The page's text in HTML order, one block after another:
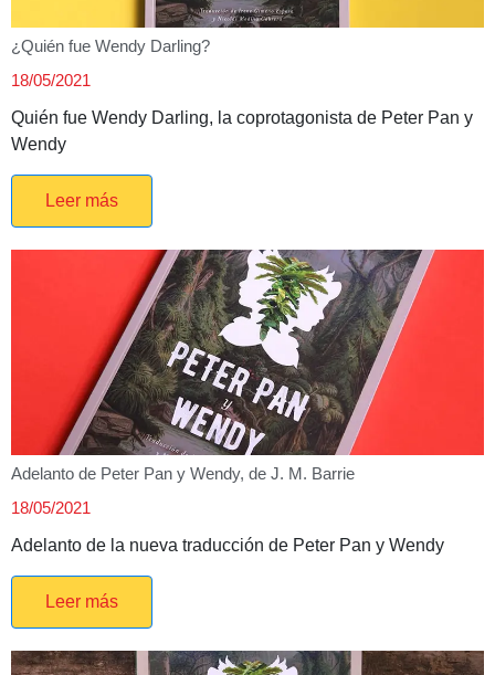
¿Quién fue Wendy Darling?
18/05/2021
Quién fue Wendy Darling, la coprotagonista de Peter Pan y
Wendy
Leer más
Adelanto de Peter Pan y Wendy, de J. M. Barrie
18/05/2021
Adelanto de la nueva traducción de Peter Pan y Wendy
Leer más